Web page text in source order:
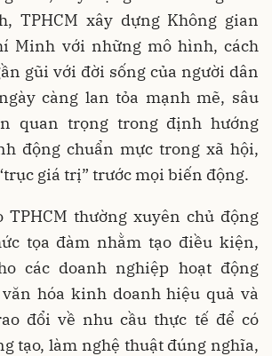
TPHCM xây dựng Không gian
Minh với những mô hình, cách
gũi với đời sống của người dân
càng lan tỏa mạnh mẽ, sâu
quan trọng trong định hướng
động chuẩn mực trong xã hội,
giá trị” trước mọi biến động.
TPHCM thường xuyên chủ động
tọa đàm nhằm tạo điều kiện,
các doanh nghiệp hoạt động
hóa kinh doanh hiệu quả và
đổi về nhu cầu thực tế để có
tạo, làm nghệ thuật đúng nghĩa,